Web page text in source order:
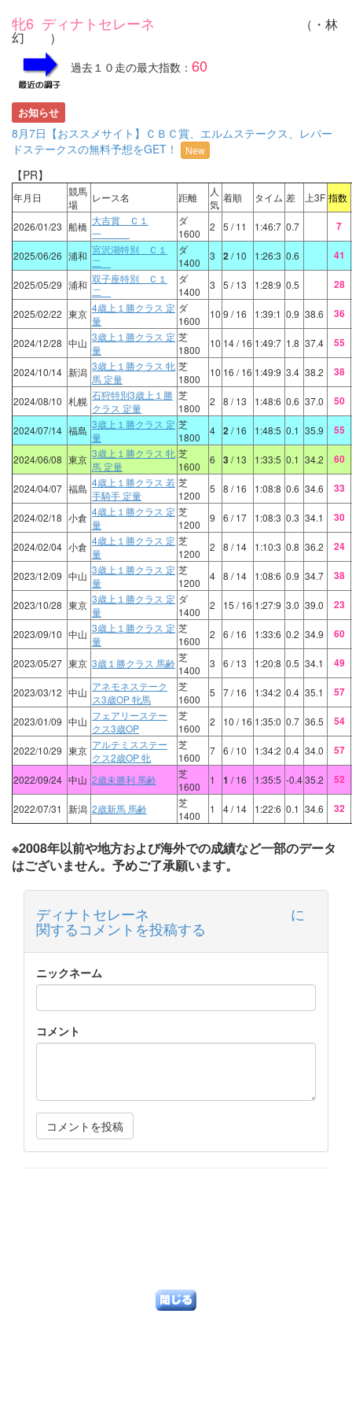
牝6 ディナトセレーネ （・林
幻 ）
過去１０走の最大指数： 60
お知らせ
8月7日【おススメサイト】ＣＢＣ賞、エルムステークス、レパー
ドステークスの無料予想をGET！
New
【PR】
年月日
競馬
場
レース名 距離
人
気
着順 タイム 差 上3F 指数
2026/01/23 船橋 大吉賞 Ｃ１
一
ダ
1600
2 5 / 11 1:46:7 0.7 7
2025/06/26 浦和 宮沢湖特別 Ｃ１
二
ダ
1400
3 2/ 10 1:26:3 0.6 41
2025/05/29 浦和 双子座特別 Ｃ１
二
ダ
1400
3 5 / 13 1:28:9 0.5 28
2025/02/22 東京 4歳上１勝クラス 定
量
ダ
1600
10 9 / 16 1:39:1 0.9 38.6 36
2024/12/28 中山 3歳上１勝クラス 定
量
芝
1800
10 14/ 16 1:49:7 1.8 37.4 55
2024/10/14 新潟 3歳上１勝クラス 牝
馬 定量
芝
1800
10 16 / 16 1:49:9 3.4 38.2 38
2024/08/10 札幌 石狩特別3歳上１勝
クラス 定量
芝
1800
2 8 / 13 1:48:6 0.6 37.0 50
2024/07/14 福島 3歳上１勝クラス 定
量
芝
1800
4 2/ 16 1:48:5 0.1 35.9 55
2024/06/08 東京 3歳上１勝クラス 牝
馬 定量
芝
1600
6 3/ 13 1:33:5 0.1 34.2 60
2024/04/07 福島 4歳上１勝クラス 若
手騎手 定量
芝
1200
5 8 / 16 1:08:8 0.6 34.6 33
2024/02/18 小倉 4歳上１勝クラス 定
量
芝
1200
9 6 / 17 1:08:3 0.3 34.1 30
2024/02/04 小倉 4歳上１勝クラス 定
量
芝
1200
2 8 / 14 1:10:3 0.8 36.2 24
2023/12/09 中山 3歳上１勝クラス 定
量
芝
1200
4 8 / 14 1:08:6 0.9 34.7 38
2023/10/28 東京 3歳上１勝クラス 定
量
ダ
1400
2 15 / 16 1:27:9 3.0 39.0 23
2023/09/10 中山 3歳上１勝クラス 定
量
芝
1600
2 6 / 16 1:33:6 0.2 34.9 60
2023/05/27 東京 3歳１勝クラス 馬齢 芝
1400
3 6 / 13 1:20:8 0.5 34.1 49
2023/03/12 中山 アネモネステーク
ス3歳OP 牝馬
芝
1600
5 7/ 16 1:34:2 0.4 35.1 57
2023/01/09 中山 フェアリーステー
クス3歳OP
芝
1600
2 10 / 16 1:35:0 0.7 36.5 54
2022/10/29 東京 アルテミスステー
クス2歳OP 牝
芝
1600
7 6 / 10 1:34:2 0.4 34.0 57
2022/09/24 中山 2歳未勝利 馬齢
芝
1600
1 1 / 16 1:35:5 -0.435.2 52
2022/07/31 新潟 2歳新馬 馬齢
芝
1400
1 4/ 14 1:22:6 0.1 34.6 32
※2008年以前や地方および海外での成績など一部のデータ
はございません。予めご了承願います。
ディナトセレーネ に
関するコメントを投稿する
ニックネーム
コメント